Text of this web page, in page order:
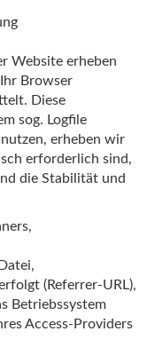
Website erheben
Browser
Diese
sog. Logfile
erheben wir
erforderlich sind,
die Stabilität und
(Referrer-URL),
Betriebssystem
Access-Providers